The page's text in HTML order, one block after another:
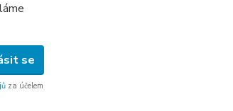
se
za účelem